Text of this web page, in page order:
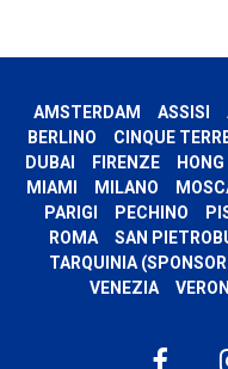
AMSTERDAM ASSISI
BERLINO
CINQUE
DUBAI
FIRENZE
MIAMI
MILANO
PARIGI
PECHINO
ROMA
SAN
TARQUINIA
VENEZIA